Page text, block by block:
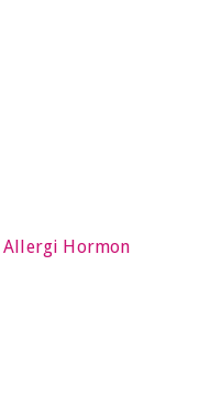
Allergi Hormon